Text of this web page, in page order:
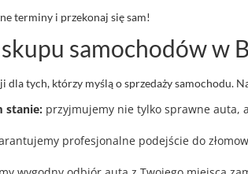
terminy i przekonaj się sam!
samochodów w
tych, którzy myślą o sprzedaży samochodu.
stanie: przyjmujemy nie tylko sprawne auta,
profesjonalne podejście do